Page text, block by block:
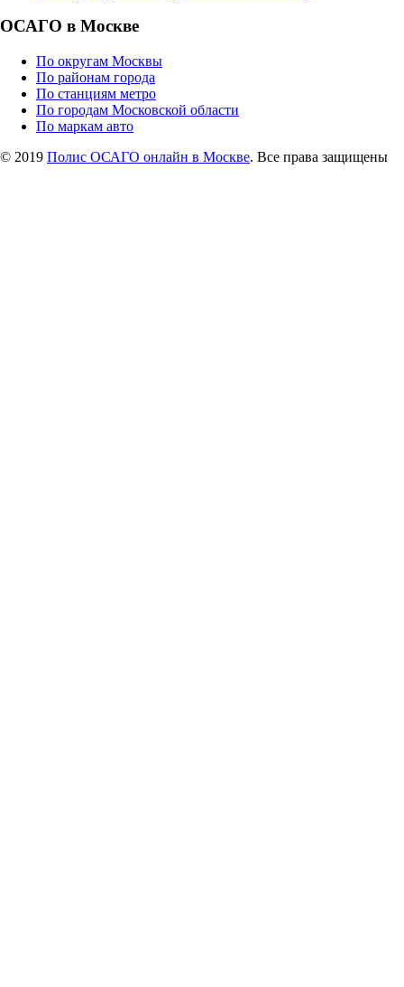
ОСАГО в Москве
По округам Москвы
По районам города
По станциям метро
По городам Московской области
По маркам авто
© 2019 Полис ОСАГО онлайн в Москве. Все права защищены